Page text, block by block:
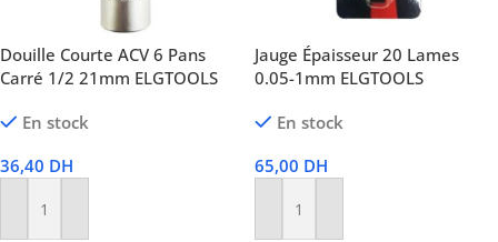
Douille Courte ACV 6 Pans
Carré 1/2 21mm ELGTOOLS
En stock
36,40 DH
Ajouter Au Panier
Jauge Épaisseur 20 Lames
0.05-1mm ELGTOOLS
En stock
65,00 DH
Ajouter Au Panier